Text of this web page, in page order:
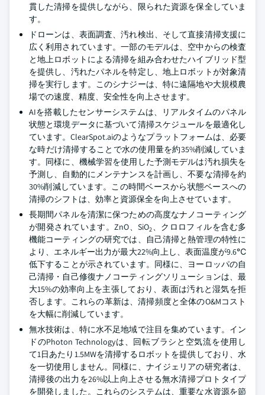
貫した清掃を提供しながら、限られた資源を保全していま
す。
ドローンは、表面調査、汚れ検出、そして直接清掃支援に
広く利用されています。一部のモデルは、空中からの検査
と地上ロボットによる清掃を組み合わせたハイブリッド型
を提供し、汚れたパネルを特定し、地上ロボットが対象清
掃を実行します。このシナジーは、特に遠隔地や大規模農
場での速度、精度、安全性を向上させます。
AIを搭載したセンサーシステムは、リアルタイムのパネル
状態と環境データに基づいて清掃スケジュールを最適化し
ています。ClearSpot.aiのようなプラットフォームは、必要
な時だけ清掃することで水の使用量を約35%削減していま
す。同様に、機械学習を使用した予測モデルは汚れ損失を
予測し、自動的にメンテナンスを計画し、不要な清掃を約
30%削減しています。この時間ベースから状態ベースへの
清掃のシフトは、効率と資源保全を向上させています。
長期間パネルを清潔に保つための高度なナノコーティング
が開発されています。ZnO、SiO2、クロロフィルを含む多
機能コーティングの研究では、自己清掃と熱管理の特性に
より、エネルギー出力が最大22%向上し、表面温度が9.6℃
低下することが示されています。同様に、ヨーロッパの自
己清掃・自己修復ナノコーティングソリューションは、最
大15%の効率向上を主張しており、表面は汚れと湿気を拒
否します。これらの革新は、清掃頻度と全体のO&Mコスト
を大幅に削減しています。
無水技術は、特に水不足地域で注目を集めています。イン
ドのPhoton Technologyは、回転ブラシと空気流を使用し
て1日あたり1.5MWを清掃するロボットを提供しており、水
を一切使用しません。同様に、ナイジェリアの研究者は、
清掃後の出力を26%以上向上させる無水清掃プロトタイプ
を開発しました。これらのシステムは、重要な水資源を節